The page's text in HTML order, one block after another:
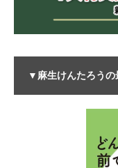
▼麻生けんたろうの